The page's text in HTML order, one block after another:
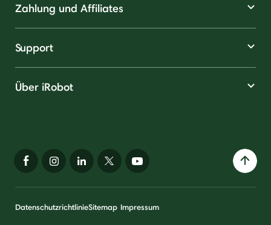
Zahlung und Affiliates
Support
Über iRobot
DatenschutzrichtlinieSitemap Impressum